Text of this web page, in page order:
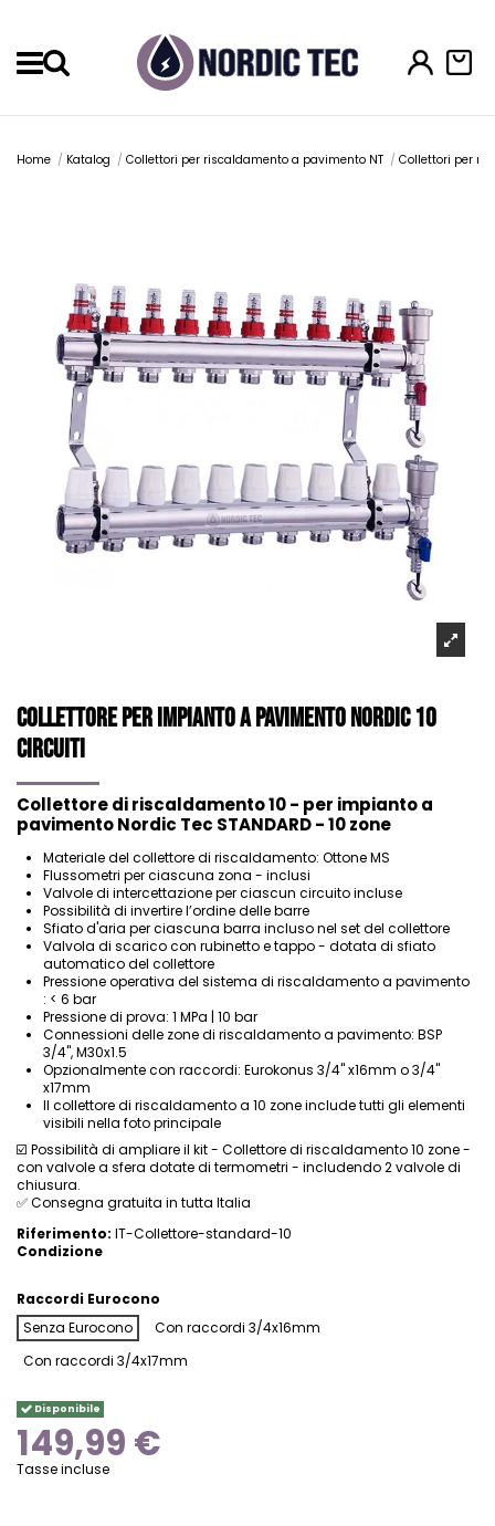
Home Katalog Collettori per riscaldamento a pavimento NT Collettori per
Collettore per impianto a pavimento NORDIC 10
circuiti
Collettore di riscaldamento 10 - per impianto a
pavimento Nordic Tec STANDARD - 10 zone
Materiale del collettore di riscaldamento: Ottone MS
Flussometri per ciascuna zona - inclusi
Valvole di intercettazione per ciascun circuito incluse
Possibilità di invertire l’ordine delle barre
Sfiato d'aria per ciascuna barra incluso nel set del collettore
Valvola di scarico con rubinetto e tappo - dotata di sfiato
automatico del collettore
Pressione operativa del sistema di riscaldamento a pavimento
: < 6 bar
Pressione di prova: 1 MPa | 10 bar
Connessioni delle zone di riscaldamento a pavimento: BSP
3/4", M30x1.5
Opzionalmente con raccordi: Eurokonus 3/4" x16mm o 3/4"
x17mm
Il collettore di riscaldamento a 10 zone include tutti gli elementi
visibili nella foto principale
☑️ Possibilità di ampliare il kit - Collettore di riscaldamento 10 zone -
con valvole a sfera dotate di termometri - includendo 2 valvole di
chiusura.
✅ Consegna gratuita in tutta Italia
Riferimento: IT-Collettore-standard-10
Condizione
Raccordi Eurocono
Senza Eurocono
Con raccordi 3/4x16mm
Con raccordi 3/4x17mm
Disponibile
149,99 €
Tasse incluse